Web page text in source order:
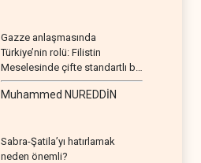
Gazze anlaşmasında
Türkiye’nin rolü: Filistin
Meselesinde çifte standartlı bir
seyir
Muhammed NUREDDİN
Sabra-Şatila’yı hatırlamak
neden önemli?